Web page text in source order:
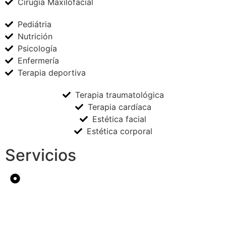
Pediátria
Nutrición
Psicología
Enfermería
Terapia deportiva
Terapia traumatológica
Terapia cardíaca
Estética facial
Estética corporal
Servicios